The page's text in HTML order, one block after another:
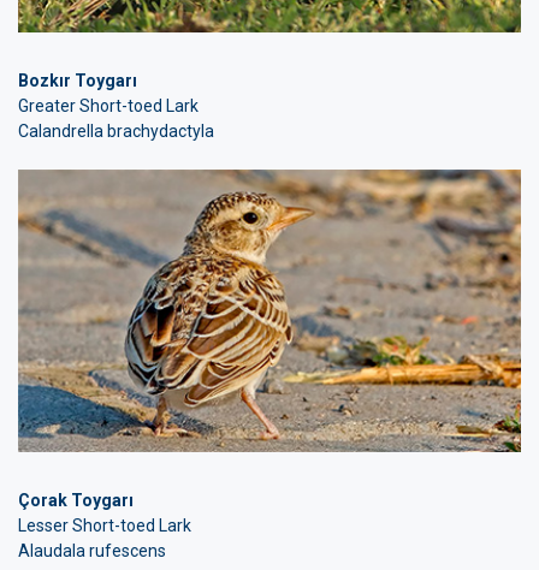
Bozkır Toygarı
Greater Short-toed Lark
Calandrella brachydactyla
Çorak Toygarı
Lesser Short-toed Lark
Alaudala rufescens